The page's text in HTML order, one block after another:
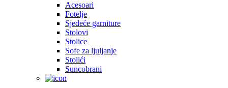
Acesoari
Fotelje
Sjedeće garniture
Stolovi
Stolice
Sofe za ljuljanje
Stolići
Suncobrani